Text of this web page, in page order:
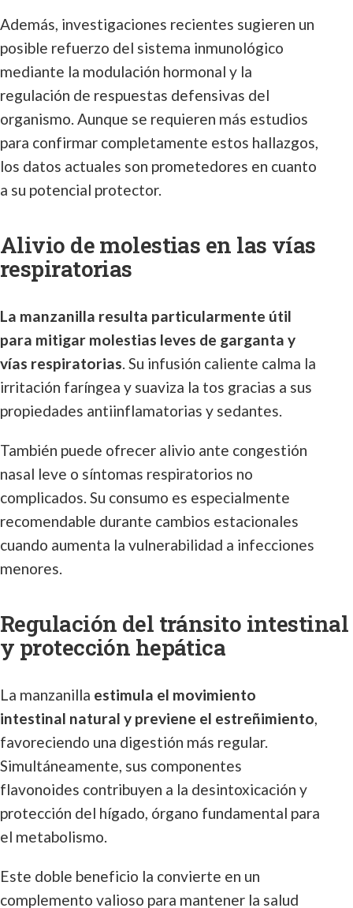
Además, investigaciones recientes sugieren un
posible refuerzo del sistema inmunológico
mediante la modulación hormonal y la
regulación de respuestas defensivas del
organismo. Aunque se requieren más estudios
para confirmar completamente estos hallazgos,
los datos actuales son prometedores en cuanto
a su potencial protector.
Alivio de molestias en las vías
respiratorias
La manzanilla resulta particularmente útil
para mitigar molestias leves de garganta y
vías respiratorias. Su infusión caliente calma la
irritación faríngea y suaviza la tos gracias a sus
propiedades antiinflamatorias y sedantes.
También puede ofrecer alivio ante congestión
nasal leve o síntomas respiratorios no
complicados. Su consumo es especialmente
recomendable durante cambios estacionales
cuando aumenta la vulnerabilidad a infecciones
menores.
Regulación del tránsito intestinal
y protección hepática
La manzanilla estimula el movimiento
intestinal natural y previene el estreñimiento,
favoreciendo una digestión más regular.
Simultáneamente, sus componentes
flavonoides contribuyen a la desintoxicación y
protección del hígado, órgano fundamental para
el metabolismo.
Este doble beneficio la convierte en un
complemento valioso para mantener la salud